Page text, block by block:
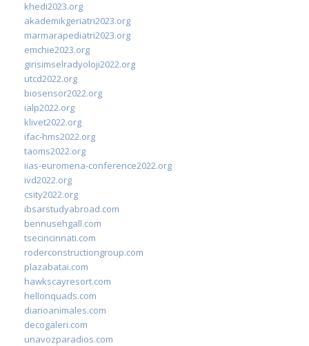
khedi2023.org
akademikgeriatri2023.org
marmarapediatri2023.org
emchie2023.org
girisimselradyoloji2022.org
utcd2022.org
biosensor2022.org
ialp2022.org
klivet2022.org
ifac-hms2022.org
taoms2022.org
iias-euromena-conference2022.org
ivd2022.org
csity2022.org
ibsarstudyabroad.com
bennusehgall.com
tsecincinnati.com
roderconstructiongroup.com
plazabatai.com
hawkscayresort.com
hellonquads.com
diarioanimales.com
decogaleri.com
unavozparadios.com